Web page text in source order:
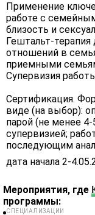
Применение
работе с
близость и
Гештальт-
отношений в
приемными
Супервизия
Сертификация.
виде (на выбор):
парой (не менее
супервизией;
последующим
дата начала 2-
Мероприятия, где
программы:
СПЕЦИАЛИЗАЦИИ